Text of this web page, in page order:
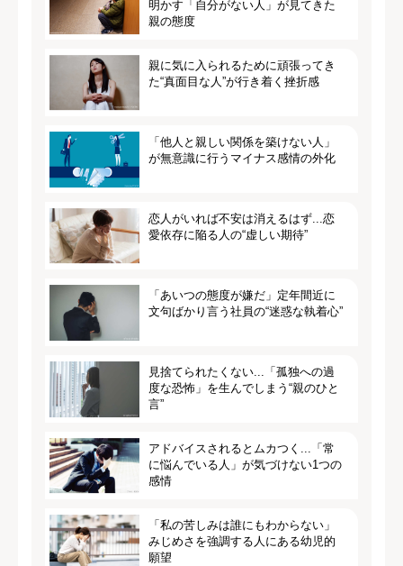
明かす「自分がない人」が見てきた
親の態度
親に気に入られるために頑張ってき
た“真面目な人”が行き着く挫折感
「他人と親しい関係を築けない人」
が無意識に行うマイナス感情の外化
恋人がいれば不安は消えるはず...恋
愛依存に陥る人の“虚しい期待”
「あいつの態度が嫌だ」定年間近に
文句ばかり言う社員の“迷惑な執着心”
見捨てられたくない...「孤独への過
度な恐怖」を生んでしまう“親のひと
言”
アドバイスされるとムカつく...「常
に悩んでいる人」が気づけない1つの
感情
「私の苦しみは誰にもわからない」
みじめさを強調する人にある幼児的
願望